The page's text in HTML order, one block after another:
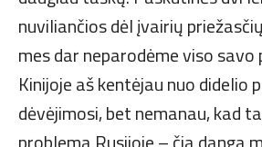
nuviliančios dėl įvairių
mes dar neparodėme viso
Kinijoje aš kentėjau nuo didelio
dėvėjimosi, bet nemanau, kad